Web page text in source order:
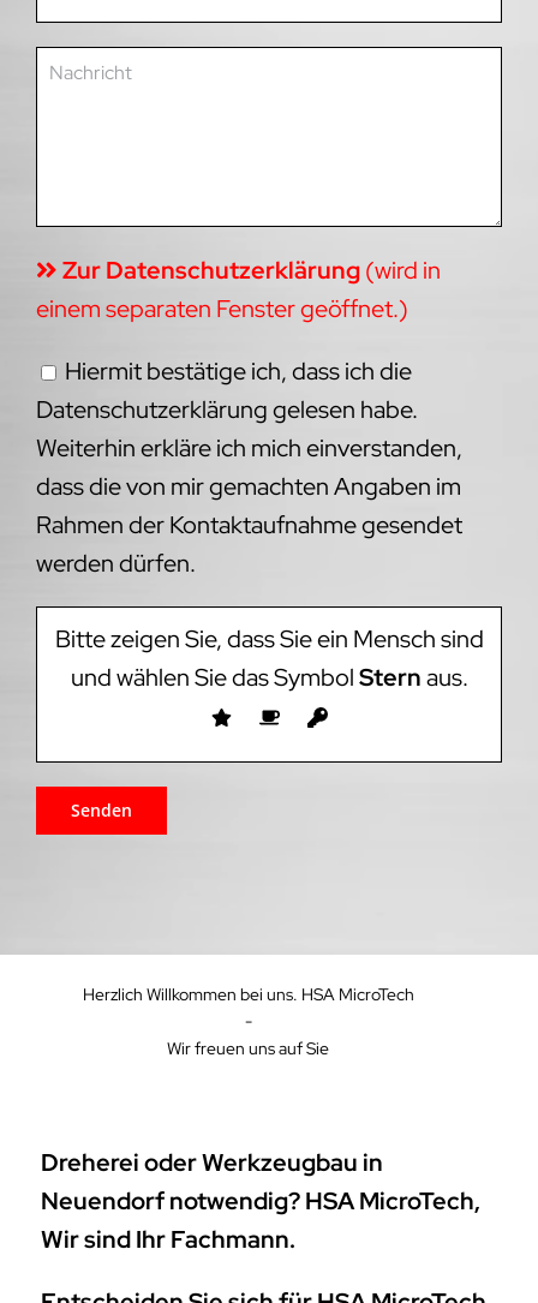
Zur Datenschutzerklärung(wird in
einem separaten Fenster geöffnet.)
Hiermit bestätige ich, dass ich die
Datenschutzerklärung gelesen habe.
Weiterhin erkläre ich mich einverstanden,
dass die von mir gemachten Angaben im
Rahmen der Kontaktaufnahme gesendet
werden dürfen.
Bitte zeigen Sie, dass Sie ein Mensch sind
und wählen Sie das SymbolSternaus.
Herzlich Willkommen bei uns. HSA MicroTech
-
Wir freuen uns auf Sie
Dreherei oder Werkzeugbau in
Neuendorf notwendig? HSA MicroTech,
Wir sind Ihr Fachmann.